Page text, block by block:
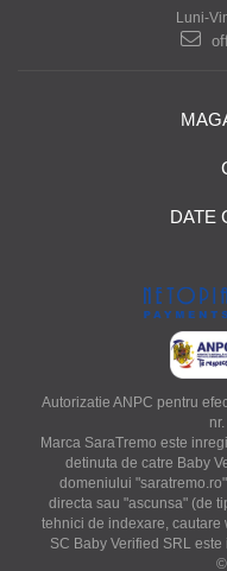
Luni-
DATE
Autorizatie ANPC pentru
Marca SaraTremo este
detinuta de catre Baby
domeniului
directa sau "ascunsa" (de
tehnici de indexare,
SC Baby Verified SRL